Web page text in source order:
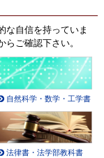
な自信を持っていま
ご確認下さい。
自然科学・数学・工学書
法律書・法学部教科書